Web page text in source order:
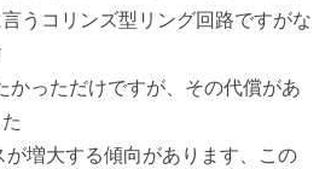
うコリンズ型リング回路ですがな
かっただけですが、その代償があ
が増大する傾向があります、この